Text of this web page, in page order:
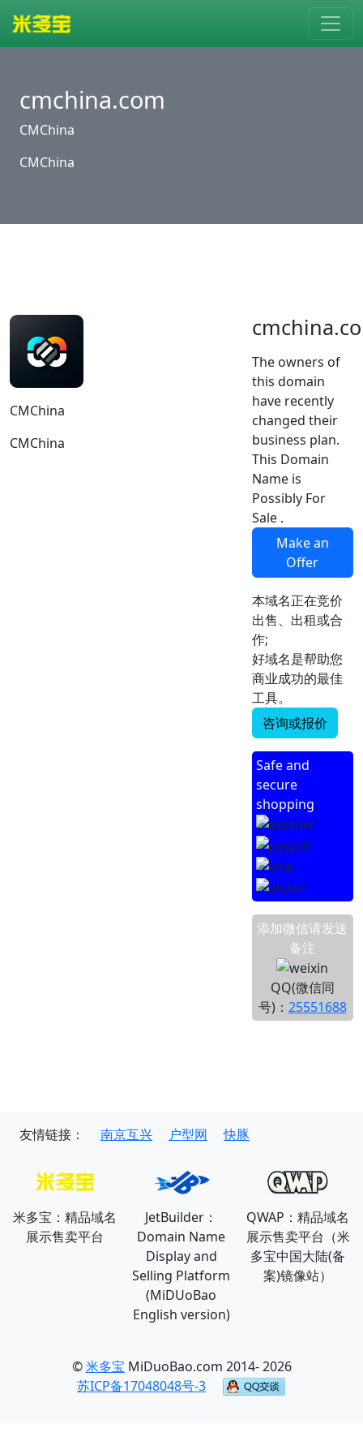
cmchina.com
CMChina
CMChina
CMChina
CMChina
The owners of
this domain
have recently
changed their
business plan.
This Domain
Name is
Possibly For
Sale .
Make an
Offer
本域名正在竞价
出售、出租或合
作;
好域名是帮助您
商业成功的最佳
工具。
咨询或报价
Safe and
secure
shopping
添加微信请发送
备注
QQ(微信同
号)： 25551688
友情链接： 南京互兴 户型网 快豚
米多宝：精品域名
展示售卖平台
JetBuilder：
Domain Name
Display and
Selling Platform
(MiDUoBao
English version)
QWAP：精品域名
展示售卖平台（米
多宝中国大陆(备
案)镜像站）
©米多宝 MiDuoBao.com 2014- 2026
苏ICP备17048048号-3